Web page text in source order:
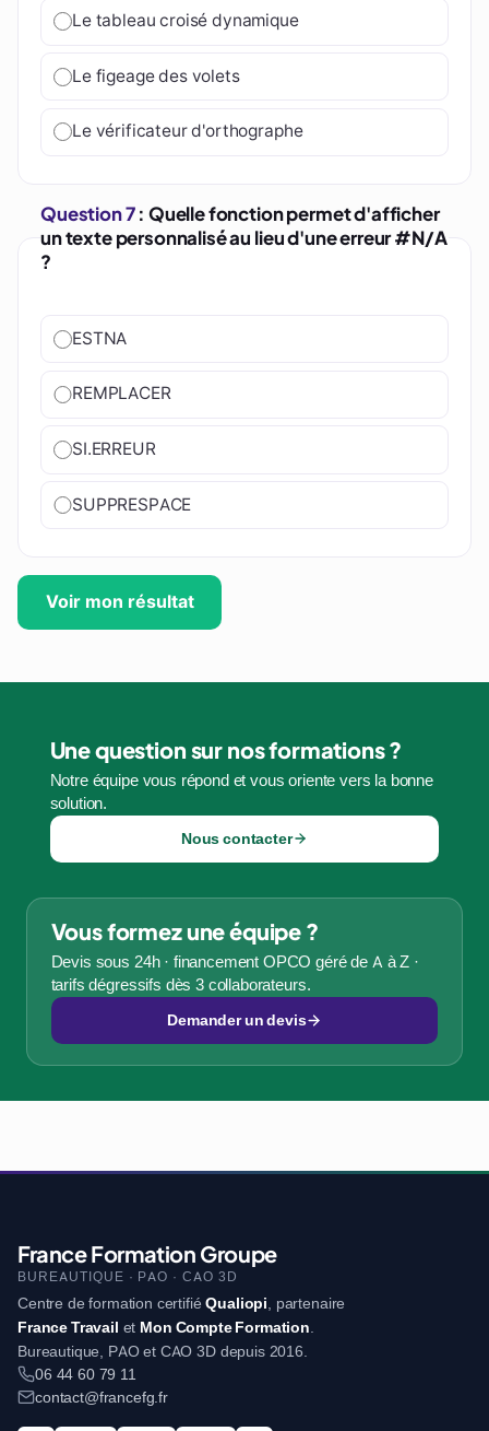
Le tableau croisé dynamique
Le figeage des volets
Le vérificateur d'orthographe
Question 7: Quelle fonction permet d'afficher
un texte personnalisé au lieu d'une erreur #N/A
?
ESTNA
REMPLACER
SI.ERREUR
SUPPRESPACE
Voir mon résultat
Une question sur nos formations ?
Notre équipe vous répond et vous oriente vers la bonne
solution.
Nous contacter
Vous formez une équipe ?
Devis sous 24h · financement OPCO géré de A à Z ·
tarifs dégressifs dès 3 collaborateurs.
Demander un devis
France Formation Groupe
BUREAUTIQUE · PAO · CAO 3D
Centre de formation certifiéQualiopi, partenaire
France Travail et Mon Compte Formation.
Bureautique, PAO et CAO 3D depuis 2016.
06 44 60 79 11
contact@francefg.fr